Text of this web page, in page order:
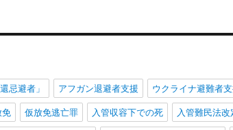
還忌避者」 アフガン退避者支援 ウクライナ避難者
免 仮放免逃亡罪 入管収容下での死 入管難民法